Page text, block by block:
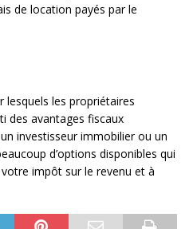
de location payés par le
lesquels les propriétaires
des avantages fiscaux
investisseur immobilier ou un
d’options disponibles qui
impôt sur le revenu et à